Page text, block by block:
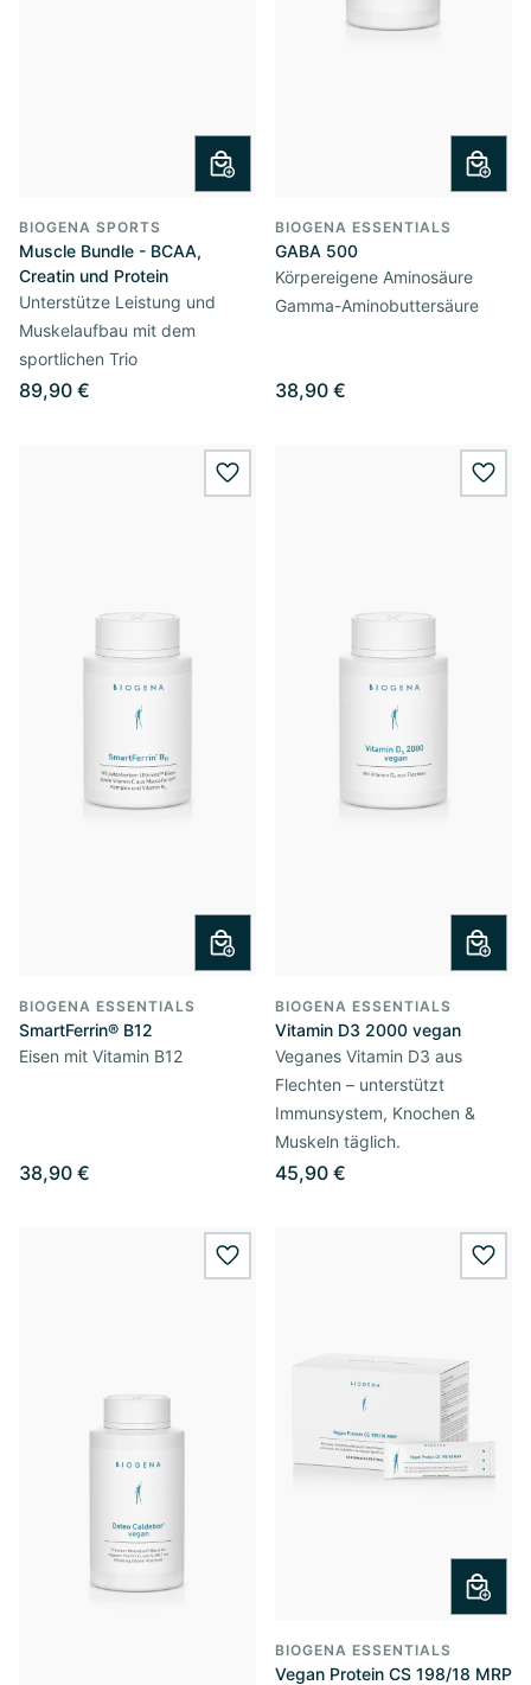
BIOGENA SPORTS
Muscle Bundle - BCAA,
Creatin und Protein
Unterstütze Leistung und
Muskelaufbau mit dem
sportlichen Trio
89,90 €
BIOGENA ESSENTIALS
GABA 500
Körpereigene Aminosäure
Gamma-Aminobuttersäure
38,90 €
wishlist.add
BIOGENA ESSENTIALS
SmartFerrin® B12
Eisen mit Vitamin B12
38,90 €
BIOGENA ESSENTIALS
Vitamin D3 2000 vegan
Veganes Vitamin D3 aus
Flechten – unterstützt
Immunsystem, Knochen &
Muskeln täglich.
45,90 €
wishlist.add
BIOGENA ESSENTIALS
Vegan Protein CS 198/18 MRP